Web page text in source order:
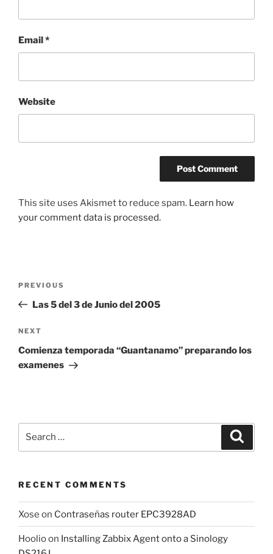
Email*
Website
This site uses Akismet to reduce spam. Learn how
your comment data is processed.
Previous
Post
PREVIOUS
Las 5 del 3 de Junio del 2005
Next
Post
NEXT
Comienza temporada “Guantanamo” preparando los
examenes
RECENT COMMENTS
Xose on Contraseñas router EPC3928AD
Hoolioon Installing Zabbix Agent onto a Sinology